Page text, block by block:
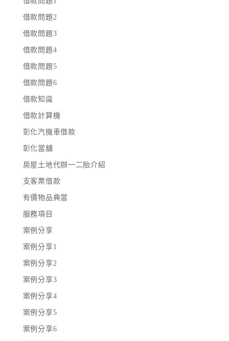
借款問題2
借款問題3
借款問題4
借款問題5
借款問題6
借款知識
借款計算機
彰化汽機車借款
彰化當舖
房屋土地代辦一二胎介紹
支客票借款
有價物品典當
服務項目
案例分享
案例分享1
案例分享2
案例分享3
案例分享4
案例分享5
案例分享6